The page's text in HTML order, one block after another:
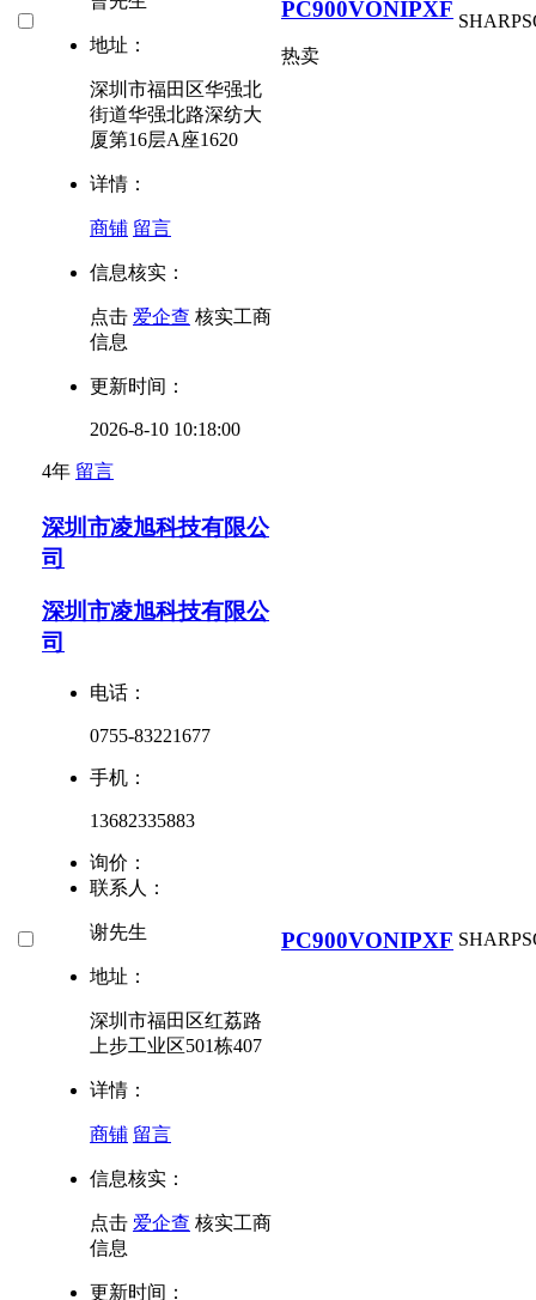
地址：
深圳市福田区华强北
街道华强北路深纺大
厦第16层A座1620
详情：
商铺 留言
信息核实：
点击 爱企查 核实工商
信息
更新时间：
2026-8-10 10:18:00
4年 留言
PC900VONIPXF
热卖
SHARP
深圳市凌旭科技有限公
司
深圳市凌旭科技有限公
司
电话：
0755-83221677
手机：
13682335883
询价：
联系人：
谢先生
地址：
深圳市福田区红荔路
上步工业区501栋407
详情：
商铺 留言
信息核实：
点击 爱企查 核实工商
信息
更新时间：
PC900VONIPXF SHARP